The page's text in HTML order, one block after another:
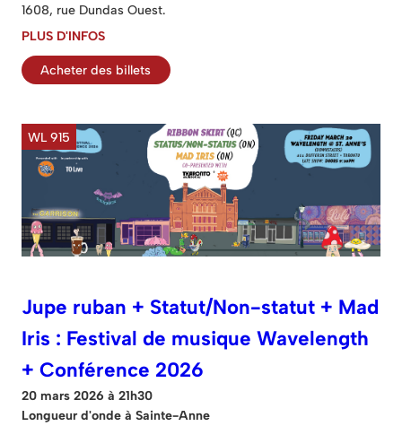
1608, rue Dundas Ouest.
PLUS D'INFOS
Acheter des billets
WL 915
Jupe ruban + Statut/Non-statut + Mad
Iris : Festival de musique Wavelength
+ Conférence 2026
20 mars 2026 à 21h30
Longueur d'onde à Sainte-Anne